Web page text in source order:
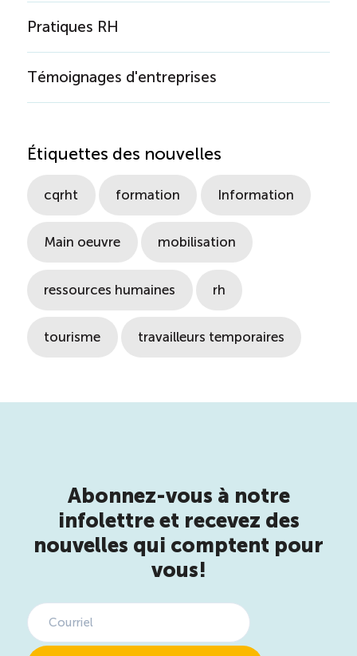
Pratiques RH
Témoignages d'entreprises
Étiquettes des nouvelles
cqrht formation Information
Main oeuvre mobilisation
ressources humaines rh
tourisme travailleurs temporaires
Abonnez-vous à notre
infolettre et recevez des
nouvelles qui comptent pour
vous!